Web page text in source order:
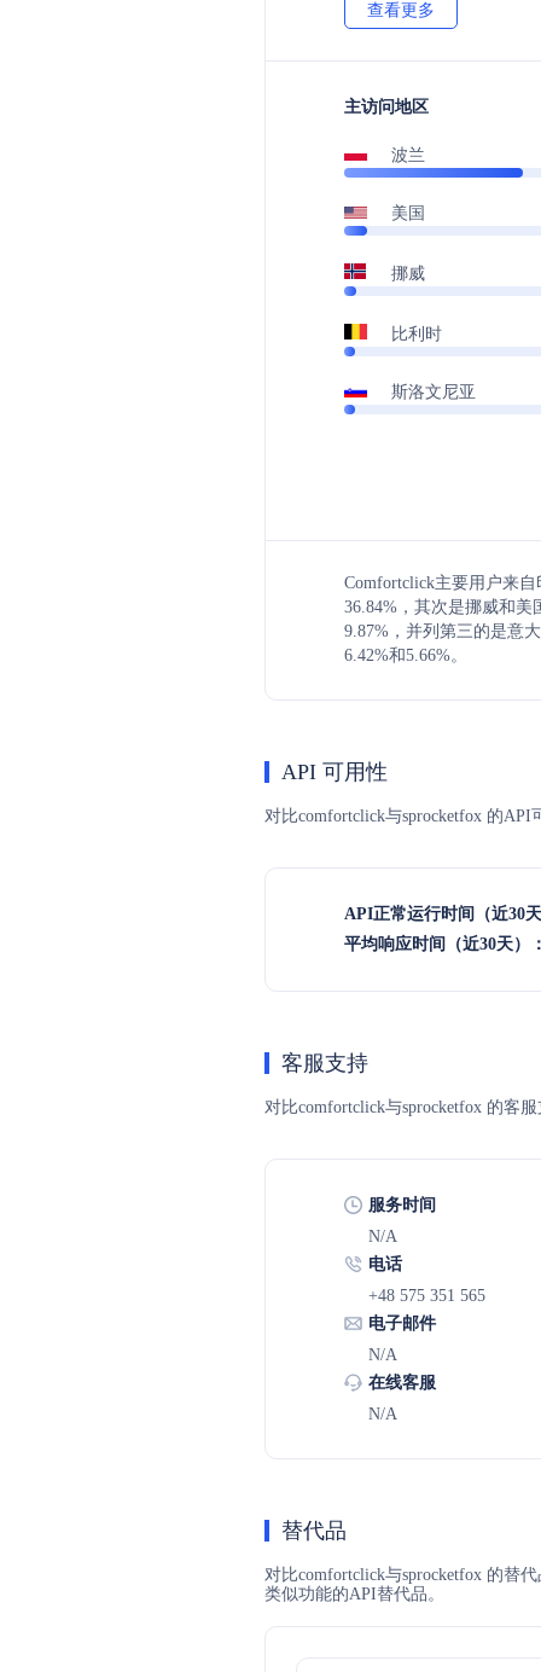
查看更多
主访问地区
波兰
美国
挪威
比利时
斯洛文尼亚
Comfortclick主要用户来
36.84%，其次是挪威和美
9.87%，并列第三的是意
6.42%和5.66%。
API 可用性
对比comfortclick与sprocketfox 的
API正常运行时间（近30
平均响应时间（近30天）
客服支持
对比comfortclick与sprocketfox 的客
服务时间
N/A
电话
+48 575 351 565
电子邮件
N/A
在线客服
N/A
替代品
对比comfortclick与sprocketfox 的替
类似功能的API替代品。